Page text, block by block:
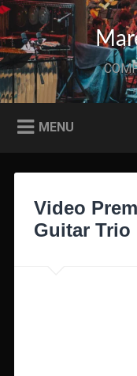
Przeskocz
treści
Szukaj
MENU
Video
Guitar Trio